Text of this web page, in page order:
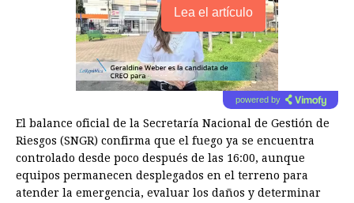
Lea el artículo
powered by
El balance oficial de la Secretaría Nacional de Gestión de
Riesgos (SNGR) confirma que el fuego ya se encuentra
controlado desde poco después de las 16:00, aunque
equipos permanecen desplegados en el terreno para
atender la emergencia, evaluar los daños y determinar